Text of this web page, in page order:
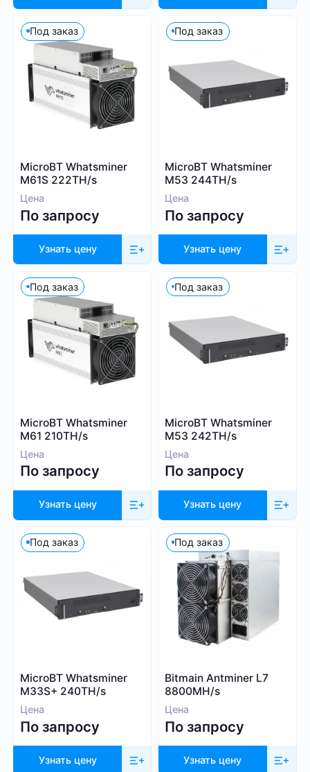
Ethereum (ETH)
DASH (DASH)
EthereumPoW (ETHW)
Kaspa (KAS)
Zcash (ZEC)
Handshake (HNS)
Monacoin (MONA)
MWC-CT31 (MWC)
Radiant (RXD)
Bitcoin SV (BSV)
Monero (XMR)
Посмотреть все
Производитель
Выбрать все
Canaan
Iceriver
Innosilicon
FusionSilicon
Dayun
iBeLink
Ebang
Посмотреть все
Применить фильтры
Под заказ
MicroBT Whatsminer
M61S 222TH/s
Цена
По запросу
Узнать цену
Под заказ
MicroBT Whatsminer
M53 244TH/s
Цена
По запросу
Узнать цену
Под заказ
MicroBT Whatsminer
M61 210TH/s
Цена
По запросу
Узнать цену
Под заказ
MicroBT Whatsminer
M53 242TH/s
Цена
По запросу
Узнать цену
Под заказ
MicroBT Whatsminer
M33S+ 240TH/s
Цена
По запросу
Узнать цену
Под заказ
Bitmain Antminer L7
8800MH/s
Цена
По запросу
Узнать цену